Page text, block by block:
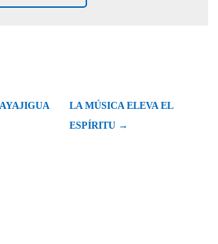
LA MÚSICA ELEVA EL
ESPÍRITU →